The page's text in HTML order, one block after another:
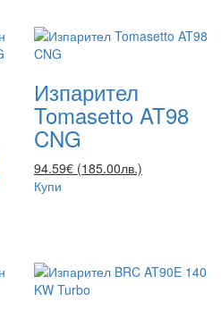
Изпарител
Tomasetto AT98
CNG
94.59€ (185.00лв.)
Купи